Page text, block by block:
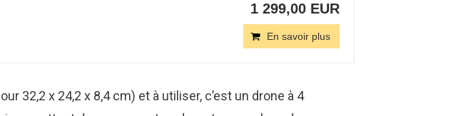
1 299,00 EUR
En savoir plus
32,2 x 24,2 x 8,4 cm) et à utiliser, c’est un drone à 4